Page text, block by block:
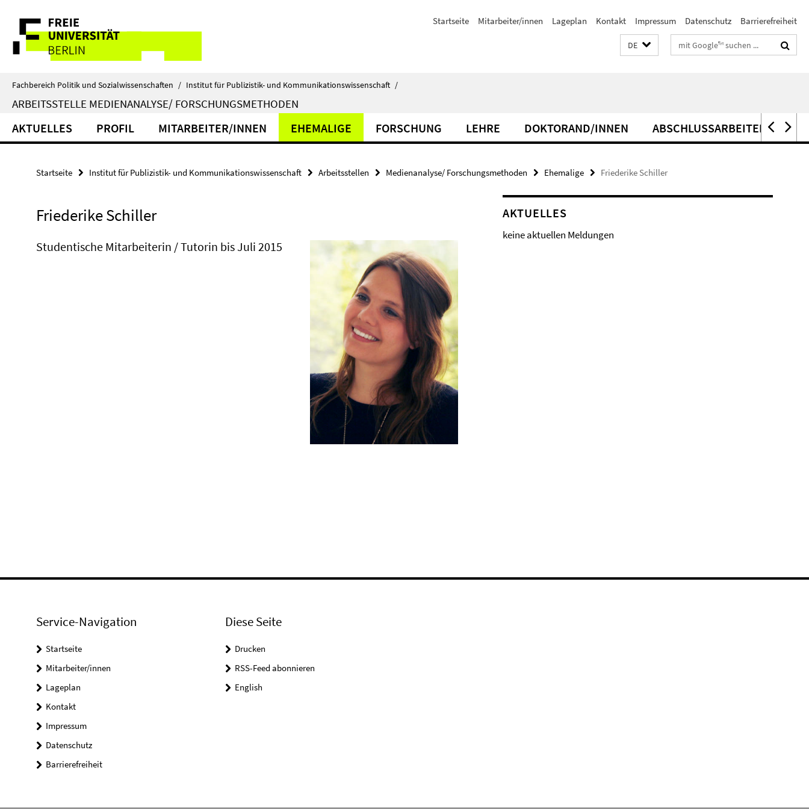
direkt
Inhalt
Service-
Navigation
Startseite Mitarbeiter/innen Lageplan Kontakt Impressum Datenschutz Barrierefreiheit
DE Suchbegriffe
Fachbereich Politik und Sozialwissenschaften / Institut für Publizistik- und Kommunikationswissenschaft /
ARBEITSSTELLE MEDIENANALYSE/ FORSCHUNGSMETHODEN
AKTUELLES PROFIL MITARBEITER/INNEN EHEMALIGE FORSCHUNG LEHRE DOKTORAND/INNEN ABSCHLUSSARBEITEN
Startseite Institut für Publizistik- und Kommunikationswissenschaft Arbeitsstellen Medienanalyse/ Forschungsmethoden Ehemalige Friederike Schiller
Friederike Schiller
Studentische Mitarbeiterin / Tutorin bis Juli 2015
AKTUELLES
keine aktuellen Meldungen
Service-Navigation
Startseite
Mitarbeiter/innen
Lageplan
Kontakt
Impressum
Datenschutz
Barrierefreiheit
Diese Seite
Drucken
RSS-Feed abonnieren
English